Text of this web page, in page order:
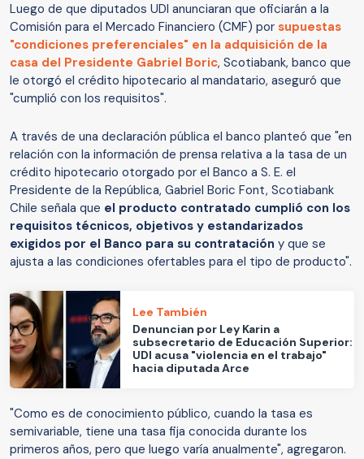
Luego de que diputados UDI anunciaran que oficiarán a la
Comisión para el Mercado Financiero (CMF) por supuestas
"condiciones preferenciales" en la adquisición de la
casa del Presidente Gabriel Boric, Scotiabank, banco que
le otorgó el crédito hipotecario al mandatario, aseguró que
"cumplió con los requisitos".
A través de una declaración pública el banco planteó que "en
relación con la información de prensa relativa a la tasa de un
crédito hipotecario otorgado por el Banco a S. E. el
Presidente de la República, Gabriel Boric Font, Scotiabank
Chile señala que el producto contratado cumplió con los
requisitos técnicos, objetivos y estandarizados
exigidos por el Banco para su contratación y que se
ajusta a las condiciones ofertables para el tipo de producto".
Lee También
Denuncian por Ley Karin a
subsecretario de Educación Superior:
UDI acusa "violencia en el trabajo"
hacia diputada Arce
"Como es de conocimiento público, cuando la tasa es
semivariable, tiene una tasa fija conocida durante los
primeros años, pero que luego varía anualmente", agregaron.